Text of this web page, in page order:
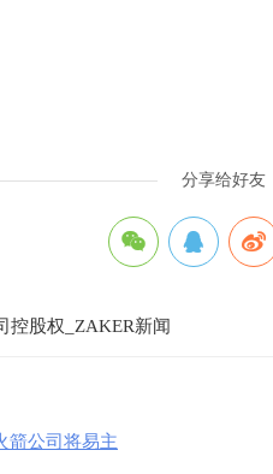
分享给好友
控股权_ZAKER新闻
箭公司将易主